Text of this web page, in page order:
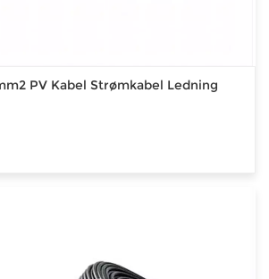
PV Kabel Strømkabel Ledning